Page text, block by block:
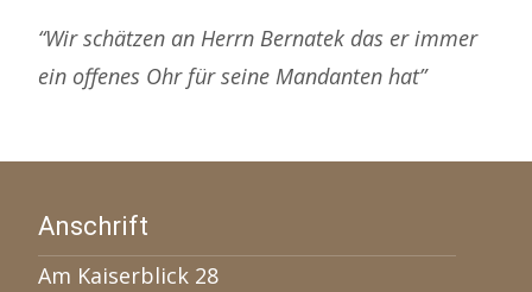
“Wir schätzen an Herrn Bernatek das er immer
ein offenes Ohr für seine Mandanten hat”
Anschrift
Am Kaiserblick 28